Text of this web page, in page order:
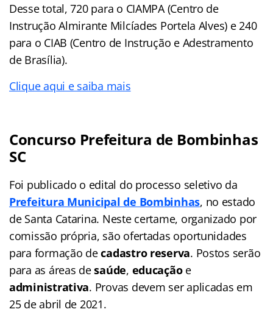
Desse total, 720 para o CIAMPA (Centro de
Instrução Almirante Milcíades Portela Alves) e 240
para o CIAB (Centro de Instrução e Adestramento
de Brasília).
Clique aqui e saiba mais
Concurso Prefeitura de Bombinhas
SC
Foi publicado o edital do processo seletivo da
Prefeitura Municipal de Bombinhas, no estado
de Santa Catarina. Neste certame, organizado por
comissão própria, são ofertadas oportunidades
para formação decadastro reserva. Postos serão
para as áreas desaúde, educaçãoe
administrativa. Provas devem ser aplicadas em
25 de abril de 2021.